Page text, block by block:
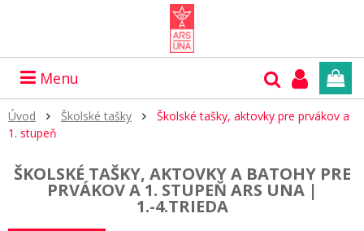
Menu
Úvod Školské tašky
Školské tašky, aktovky pre prvákov a
1. stupeň
ŠKOLSKÉ TAŠKY, AKTOVKY A BATOHY PRE
PRVÁKOV A 1. STUPEŇ ARS UNA |
1.-4.TRIEDA